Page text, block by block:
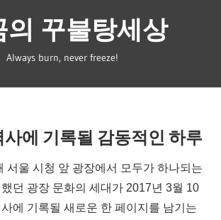
의 꾸불탕세상
Always burn, never freeze!
사에 기록될 감동적인 하루
서울 시청 앞 광장에서 모두가 하나되는
던 광장 문화의 세대가 2017년 3월 10
에 기록될 새로운 한 페이지를 남기는